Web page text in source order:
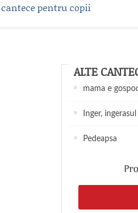
pentru copii
ALTE
mama e
Inger,
Pedeapsa